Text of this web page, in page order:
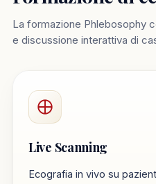
La formazione Phlebosophy
e discussione interattiva di
Live Scanning
Ecografia in vivo su